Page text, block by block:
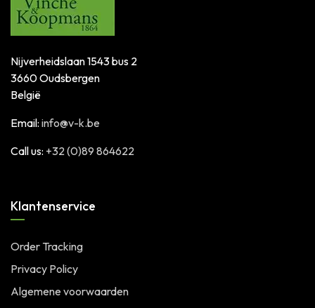
Nijverheidslaan 1543 bus 2
3660 Oudsbergen
België
Email: info@v-k.be
Call us: +32 (0)89 864622
Klantenservice
Order Tracking
Privacy Policy
Algemene voorwaarden